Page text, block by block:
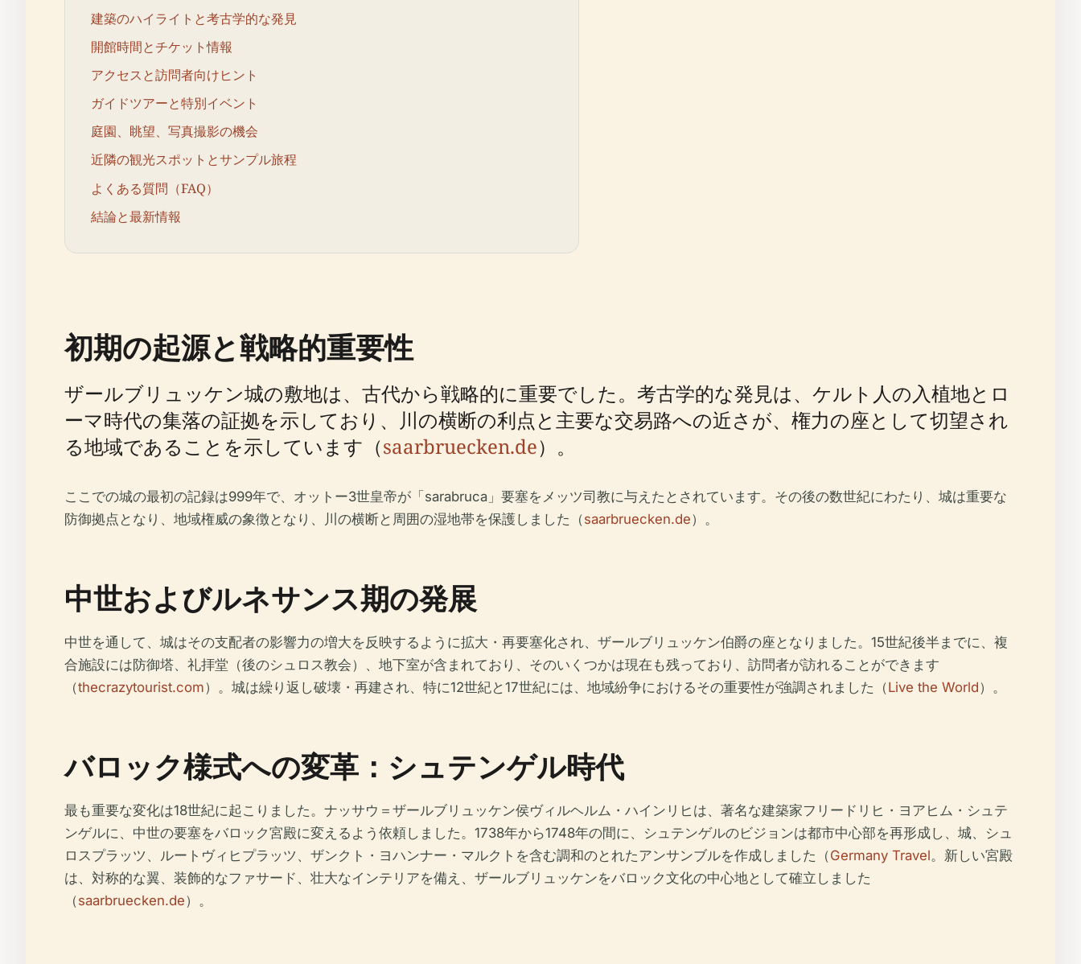
建築のハイライトと考古学的な発見
開館時間とチケット情報
アクセスと訪問者向けヒント
ガイドツアーと特別イベント
庭園、眺望、写真撮影の機会
近隣の観光スポットとサンプル旅程
よくある質問（FAQ）
結論と最新情報
初期の起源と戦略的重要性
ザールブリュッケン城の敷地は、古代から戦略的に重要でした。考古学的な発見は、ケルト人の入植地とロ
ーマ時代の集落の証拠を示しており、川の横断の利点と主要な交易路への近さが、権力の座として切望され
る地域であることを示しています（saarbruecken.de）。
ここでの城の最初の記録は999年で、オットー3世皇帝が「sarabruca」要塞をメッツ司教に与えたとされています。その後の数世紀にわたり、城は重要な
防御拠​​点となり、地域権威の象徴となり、川の横断と周囲の湿地帯を保護しました（saarbruecken.de）。
中世およびルネサンス期の発展
中世を通して、城はその支配者の影響力の増大を反映するように拡大・再要塞化され、ザールブリュッケン伯爵の座となりました。15世紀後半までに、複
合施設には防御塔、礼拝堂（後のシュロス教会）、地下室が含まれており、そのいくつかは現在も残っており、訪問者が訪れることができます
（thecrazytourist.com）。城は繰り返し破壊・再建され、特に12世紀と17世紀には、地域紛争におけるその重要性が強調されました（Live the World）。
バロック様式への変革：シュテンゲル時代
最も重要な変化は18世紀に起こりました。ナッサウ＝ザールブリュッケン侯ヴィルヘルム・ハインリヒは、著名な建築家フリードリヒ・ヨアヒム・シュテ
ンゲルに、中世の要塞をバロック宮殿に変えるよう依頼しました。1738年から1748年の間に、シュテンゲルのビジョンは都市中心部を再形成し、城、シュ
ロスプラッツ、ルートヴィヒプラッツ、ザンクト・ヨハンナー・マルクトを含む調和のとれたアンサンブルを作成しました（Germany Travel。新しい宮殿
は、対称的な翼、装飾的なファサード、壮大なインテリアを備え、ザールブリュッケンをバロック文化の中心地として確立しました
（saarbruecken.de）。